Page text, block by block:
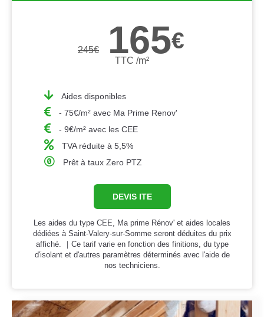
245€ 165€
TTC /m²
Aides disponibles
- 75€/m² avec Ma Prime Renov'
- 9€/m² avec les CEE
TVA réduite à 5,5%
Prêt à taux Zero PTZ
DEVIS ITE
Les aides du type CEE, Ma prime Rénov' et aides locales
dédiées à Saint-Valery-sur-Somme seront déduites du prix
affiché. ｜Ce tarif varie en fonction des finitions, du type
d'isolant et d'autres paramètres déterminés avec l'aide de
nos techniciens.